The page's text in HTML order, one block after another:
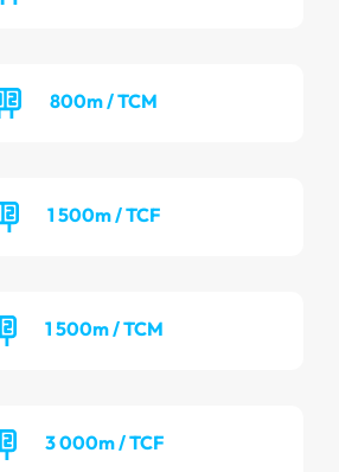
800m / TCM
1 500m / TCF
1 500m / TCM
3 000m / TCF